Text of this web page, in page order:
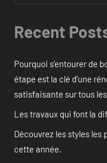
Recent
Pourquoi s’entourer de
étape est la clé d’une
satisfaisante sur tous
Les travaux qui font la
Découvrez les styles les
cette année.